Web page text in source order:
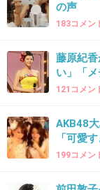
36. 匿名 2014/11/07(金)
紗栄子、老け
の声
183コメン
藤原紀
い」「
121コメン
AKB48
「可愛
199コメン